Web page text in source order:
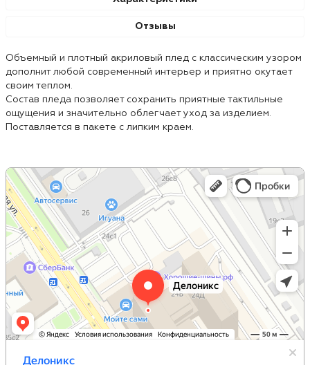
Отзывы
Объемный и плотный акриловый плед с классическим узором
дополнит любой современный интерьер и приятно окутает
своим теплом.
Состав пледа позволяет сохранить приятные тактильные
ощущения и значительно облегчает уход за изделием.
Поставляется в пакете с липким краем.